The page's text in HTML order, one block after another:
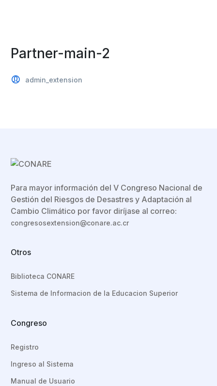
Partner-main-2
admin_extension
Para mayor información del V Congreso Nacional de
Gestión del Riesgos de Desastres y Adaptación al
Cambio Climático por favor diríjase al correo:
congresosextension@conare.ac.cr
Otros
Biblioteca CONARE
Sistema de Informacion de la Educacion Superior
Congreso
Registro
Ingreso al Sistema
Manual de Usuario